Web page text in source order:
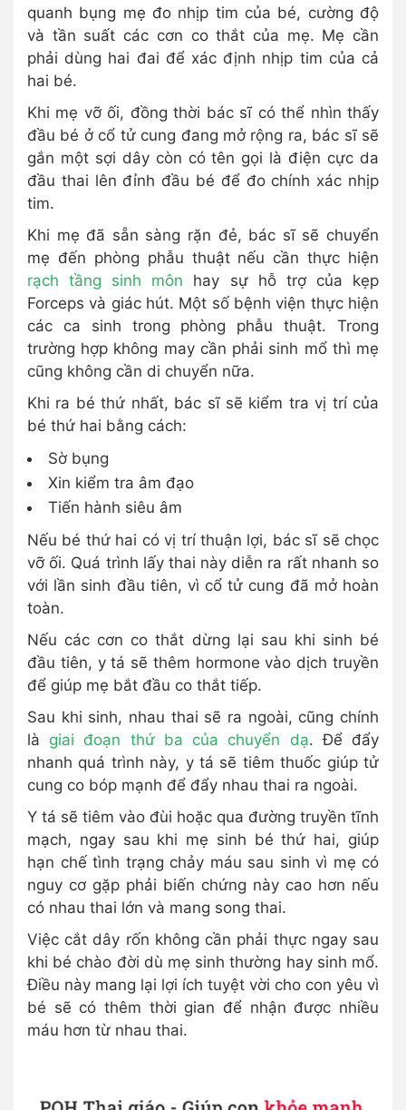
quanh bụng mẹ đo nhịp tim của bé, cường độ
và tần suất các cơn co thắt của mẹ. Mẹ cần
phải dùng hai đai để xác định nhịp tim của cả
hai bé.
Khi mẹ vỡ ối, đồng thời bác sĩ có thể nhìn thấy
đầu bé ở cổ tử cung đang mở rộng ra, bác sĩ sẽ
gắn một sợi dây còn có tên gọi là điện cực da
đầu thai lên đỉnh đầu bé để đo chính xác nhịp
tim.
Khi mẹ đã sẵn sàng rặn đẻ, bác sĩ sẽ chuyển
mẹ đến phòng phẫu thuật nếu cần thực hiện
rạch tầng sinh môn hay sự hỗ trợ của kẹp
Forceps và giác hút. Một số bệnh viện thực hiện
các ca sinh trong phòng phẫu thuật. Trong
trường hợp không may cần phải sinh mổ thì mẹ
cũng không cần di chuyển nữa.
Khi ra bé thứ nhất, bác sĩ sẽ kiểm tra vị trí của
bé thứ hai bằng cách:
Sờ bụng
Xin kiểm tra âm đạo
Tiến hành siêu âm
Nếu bé thứ hai có vị trí thuận lợi, bác sĩ sẽ chọc
vỡ ối. Quá trình lấy thai này diễn ra rất nhanh so
với lần sinh đầu tiên, vì cổ tử cung đã mở hoàn
toàn.
Nếu các cơn co thắt dừng lại sau khi sinh bé
đầu tiên, y tá sẽ thêm hormone vào dịch truyền
để giúp mẹ bắt đầu co thắt tiếp.
Sau khi sinh, nhau thai sẽ ra ngoài, cũng chính
là giai đoạn thứ ba của chuyển dạ. Để đẩy
nhanh quá trình này, y tá sẽ tiêm thuốc giúp tử
cung co bóp mạnh để đẩy nhau thai ra ngoài.
Y tá sẽ tiêm vào đùi hoặc qua đường truyền tĩnh
mạch, ngay sau khi mẹ sinh bé thứ hai, giúp
hạn chế tình trạng chảy máu sau sinh vì mẹ có
nguy cơ gặp phải biến chứng này cao hơn nếu
có nhau thai lớn và mang song thai.
Việc cắt dây rốn không cần phải thực ngay sau
khi bé chào đời dù mẹ sinh thường hay sinh mổ.
Điều này mang lại lợi ích tuyệt vời cho con yêu vì
bé sẽ có thêm thời gian để nhận được nhiều
máu hơn từ nhau thai.